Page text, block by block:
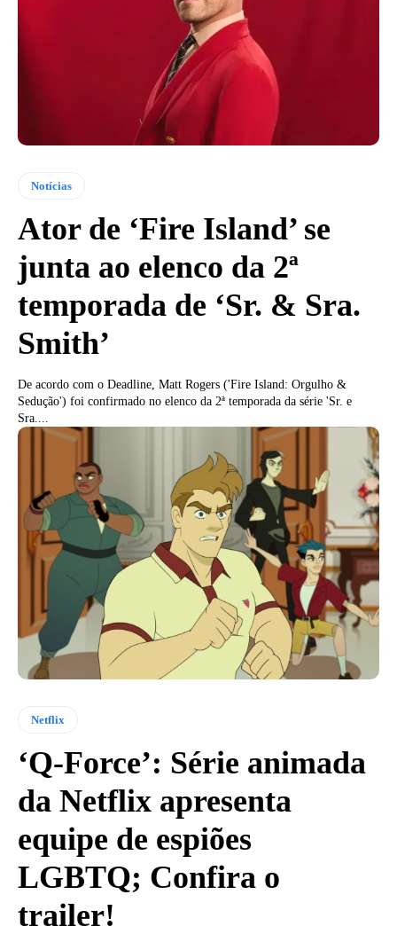
Notícias
Ator de ‘Fire Island’ se
junta ao elenco da 2ª
temporada de ‘Sr. & Sra.
Smith’
De acordo com o Deadline, Matt Rogers ('Fire Island: Orgulho &
Sedução') foi confirmado no elenco da 2ª temporada da série 'Sr. e
Sra....
Netflix
‘Q-Force’: Série animada
da Netflix apresenta
equipe de espiões
LGBTQ; Confira o
trailer!